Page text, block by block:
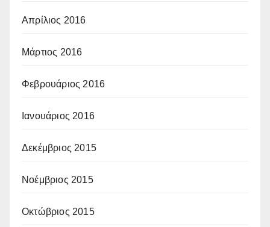
Απρίλιος 2016
Μάρτιος 2016
Φεβρουάριος 2016
Ιανουάριος 2016
Δεκέμβριος 2015
Νοέμβριος 2015
Οκτώβριος 2015